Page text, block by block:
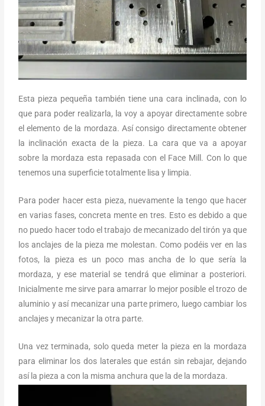
Esta pieza pequeña también tiene una cara inclinada, con lo
que para poder realizarla, la voy a apoyar directamente sobre
el elemento de la mordaza. Así consigo directamente obtener
la inclinación exacta de la pieza. La cara que va a apoyar
sobre la mordaza esta repasada con el Face Mill. Con lo que
tenemos una superficie totalmente lisa y limpia.
Para poder hacer esta pieza, nuevamente la tengo que hacer
en varias fases, concreta mente en tres. Esto es debido a que
no puedo hacer todo el trabajo de mecanizado del tirón ya que
los anclajes de la pieza me molestan. Como podéis ver en las
fotos, la pieza es un poco mas ancha de lo que sería la
mordaza, y ese material se tendrá que eliminar a posteriori.
Inicialmente me sirve para amarrar lo mejor posible el trozo de
aluminio y así mecanizar una parte primero, luego cambiar los
anclajes y mecanizar la otra parte.
Una vez terminada, solo queda meter la pieza en la mordaza
para eliminar los dos laterales que están sin rebajar, dejando
así la pieza a con la misma anchura que la de la mordaza.